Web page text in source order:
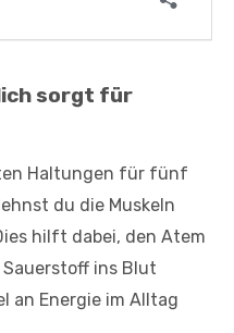
sorgt für
Haltungen für fünf
du die Muskeln
hilft dabei, den Atem
ins Blut
an Energie im Alltag